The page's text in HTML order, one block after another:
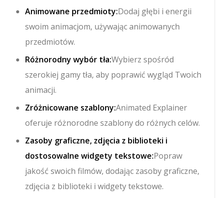
Animowane przedmioty:Dodaj głębi i energii
swoim animacjom, używając animowanych
przedmiotów.
Różnorodny wybór tła:Wybierz spośród
szerokiej gamy tła, aby poprawić wygląd Twoich
animacji.
Zróżnicowane szablony:Animated Explainer
oferuje różnorodne szablony do różnych celów.
Zasoby graficzne, zdjęcia z biblioteki i
dostosowalne widgety tekstowe:Popraw
jakość swoich filmów, dodając zasoby graficzne,
zdjęcia z biblioteki i widgety tekstowe.